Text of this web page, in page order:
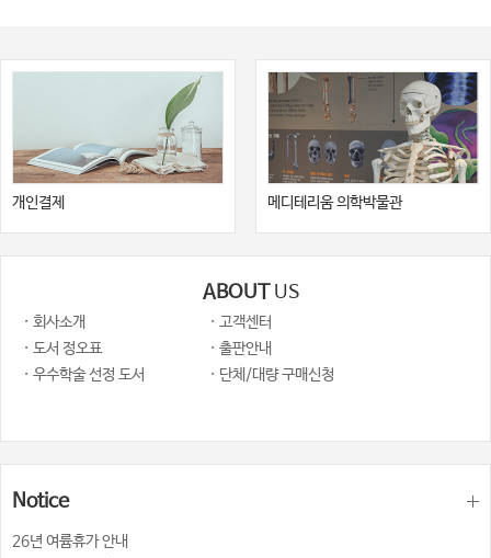
개인결제 메디테리움 의학박물관
ABOUT US
· 회사소개
· 고객센터
· 도서 정오표
· 출판안내
· 우수학술 선정 도서
· 단체/대량 구매신청
Notice
26년 여륨휴가 안내